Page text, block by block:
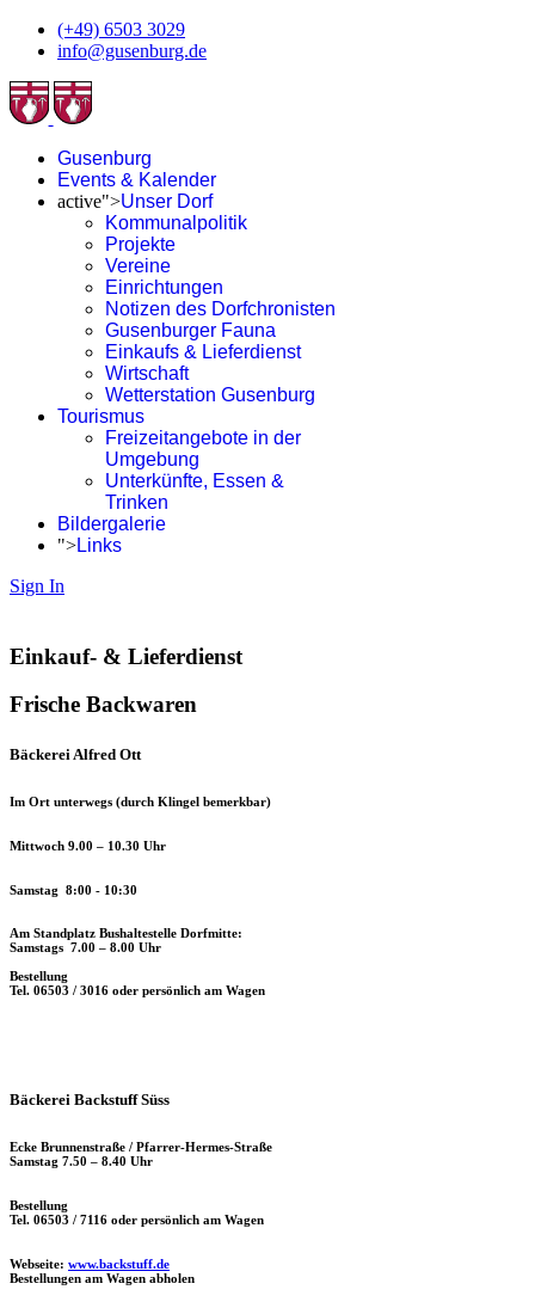
(+49) 6503 3029
info@gusenburg.de
Gusenburg
Events & Kalender
active">Unser Dorf
Kommunalpolitik
Projekte
Vereine
Einrichtungen
Notizen des Dorfchronisten
Gusenburger Fauna
Einkaufs & Lieferdienst
Wirtschaft
Wetterstation Gusenburg
Tourismus
Freizeitangebote in der
Umgebung
Unterkünfte, Essen &
Trinken
Bildergalerie
">Links
Sign In
Einkauf- & Lieferdienst
Frische Backwaren
Bäckerei Alfred Ott
Im Ort unterwegs (durch Klingel bemerkbar)
Mittwoch 9.00 – 10.30 Uhr
Samstag 8:00 - 10:30
Am Standplatz Bushaltestelle Dorfmitte:
Samstags 7.00 – 8.00 Uhr
Bestellung
Tel. 06503 / 3016 oder persönlich am Wagen
Bäckerei Backstuff Süss
Ecke Brunnenstraße / Pfarrer-Hermes-Straße
Samstag 7.50 – 8.40 Uhr
Bestellung
Tel. 06503 / 7116 oder persönlich am Wagen
Webseite: www.backstuff.de
Bestellungen am Wagen abholen